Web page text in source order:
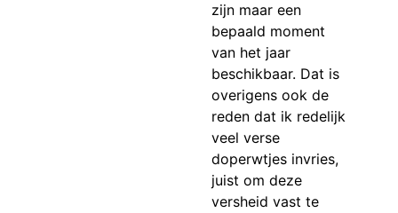
zijn maar een
bepaald moment
van het jaar
beschikbaar. Dat is
overigens ook de
reden dat ik redelijk
veel verse
doperwtjes invries,
juist om deze
versheid vast te